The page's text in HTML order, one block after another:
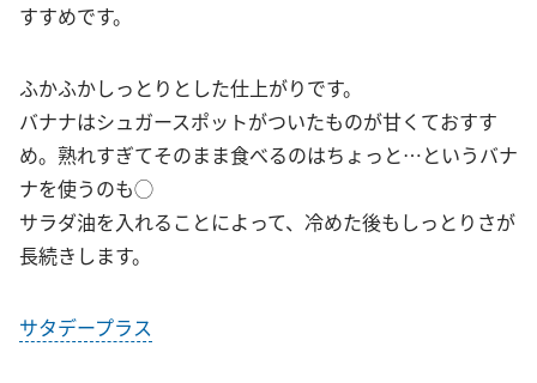
すすめです。
ふかふかしっとりとした仕上がりです。
バナナはシュガースポットがついたものが甘くておすす
め。熟れすぎてそのまま食べるのはちょっと…というバナ
ナを使うのも◯
サラダ油を入れることによって、冷めた後もしっとりさが
長続きします。
サタデープラス